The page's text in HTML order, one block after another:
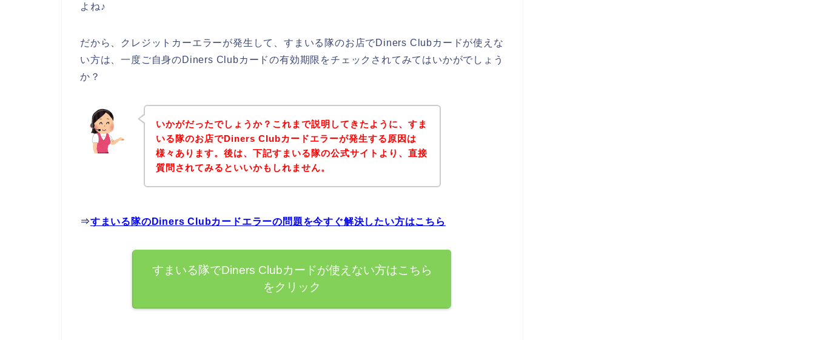
よね♪
だから、クレジットカーエラーが発生して、すまいる隊のお店でDiners Clubカードが使えな
い方は、一度ご自身のDiners Clubカードの有効期限をチェックされてみてはいかがでしょう
か？
いかがだったでしょうか？これまで説明してきたように、すま
いる隊のお店でDiners Clubカードエラーが発生する原因は
様々あります。後は、下記すまいる隊の公式サイトより、直接
質問されてみるといいかもしれません。
⇒すまいる隊のDiners Clubカードエラーの問題を今すぐ解決したい方はこちら
すまいる隊でDiners Clubカードが使えない方はこちら
をクリック